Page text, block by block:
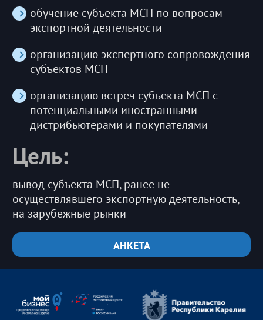
обучение субъекта МСП по вопросам
экспортной деятельности
организацию экспертного сопровождения
субъектов МСП
организацию встреч субъекта МСП с
потенциальными иностранными
дистрибьютерами и покупателями
Цель:
вывод субъекта МСП, ранее не
осуществлявшего экспортную деятельность,
на зарубежные рынки
АНКЕТА